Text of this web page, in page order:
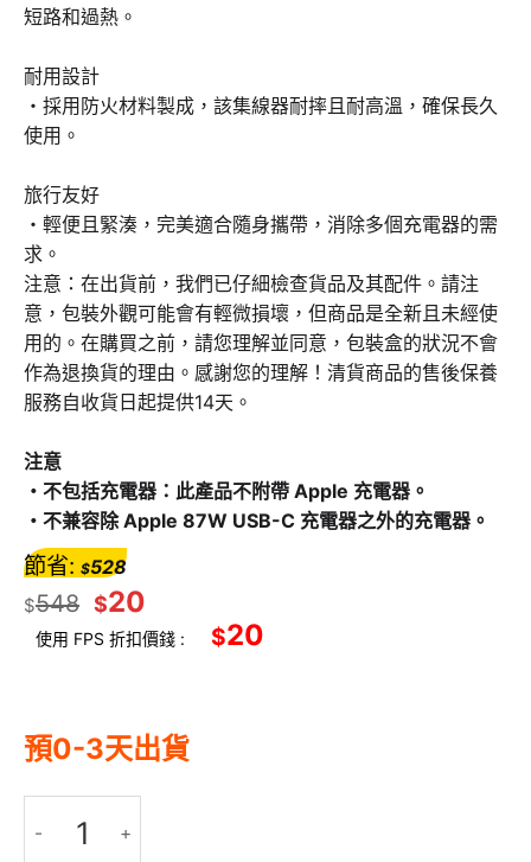
短路和過熱。
耐用設計
・採用防火材料製成，該集線器耐摔且耐高溫，確保長久
使用。
旅行友好
・輕便且緊湊，完美適合隨身攜帶，消除多個充電器的需
求。
注意：在出貨前，我們已仔細檢查貨品及其配件。請注
意，包裝外觀可能會有輕微損壞，但商品是全新且未經使
用的。在購買之前，請您理解並同意，包裝盒的狀況不會
作為退換貨的理由。感謝您的理解！清貨商品的售後保養
服務自收貨日起提供14天。
注意
・不包括充電器：此產品不附帶 Apple 充電器。
・不兼容除 Apple 87W USB-C 充電器之外的充電器。
$548 $20
節省: $528
使用 FPS 折扣價錢 : $20
預0-3天出貨